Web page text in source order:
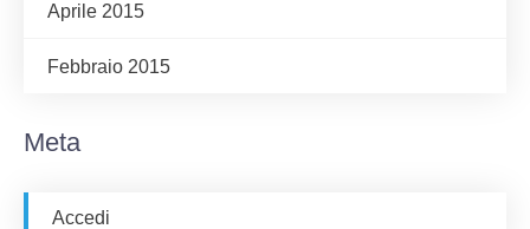
Aprile 2015
Febbraio 2015
Meta
Accedi